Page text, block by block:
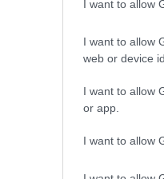
I want to allow
I want to allow
web or device
I want to allow
or app.
I want to allow